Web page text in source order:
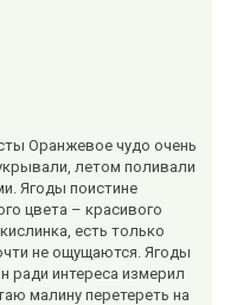
Оранжевое чудо очень
летом поливали
Ягоды поистине
цвета – красивого
есть только
не ощущаются. Ягоды
ради интереса измерил
малину перетереть на